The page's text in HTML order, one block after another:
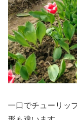
一口でチューリッ